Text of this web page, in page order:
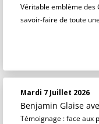
Véritable emblème des
savoir-faire de toute
Mardi 7 Juillet 2026
Benjamin Glaise
Témoignage : face aux